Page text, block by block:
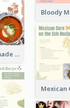
Creamy Homemade Tomato Soup Recipe